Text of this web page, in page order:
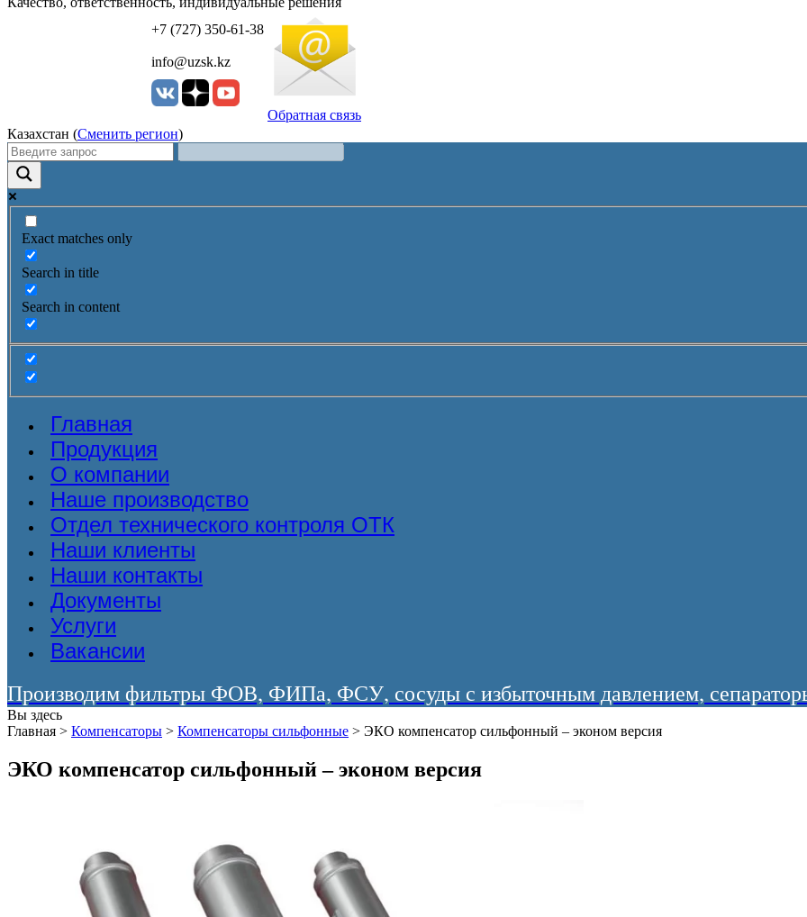
УЗСК Казахстан
+7 (727) 350-61-38
info@uzsk.kz
Обратная связь
Казахстан (Сменить регион)
Exact matches only
Search in title
Search in content
Главная
Продукция
О компании
Наше производство
Отдел технического контроля ОТК
Наши клиенты
Наши контакты
Документы
Услуги
Вакансии
Производим фильтры ФОВ, ФИПа, ФСУ, сосуды с избыточным давлением,
Вы здесь
Главная > Компенсаторы > Компенсаторы сильфонные > ЭКО компенсатор сильфонный – эконом версия
ЭКО компенсатор сильфонный – эконом версия